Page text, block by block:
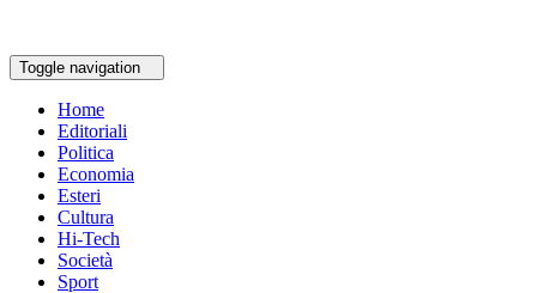
Toggle navigation
Home
Editoriali
Politica
Economia
Esteri
Cultura
Hi-Tech
Società
Sport